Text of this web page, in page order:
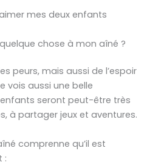
mes deux enfants
chose à mon aîné ?
peurs, mais aussi de l’espoir
vois aussi une belle
seront peut-être très
à partager jeux et aventures.
comprenne qu’il est
: